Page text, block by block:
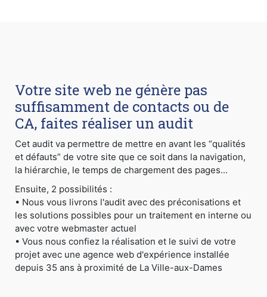
Votre site web ne génère pas
suffisamment de contacts ou de
CA, faites réaliser un audit
Cet audit va permettre de mettre en avant les “qualités
et défauts” de votre site que ce soit dans la navigation,
la hiérarchie, le temps de chargement des pages...
Ensuite, 2 possibilités :
• Nous vous livrons l'audit avec des préconisations et
les solutions possibles pour un traitement en interne ou
avec votre webmaster actuel
• Vous nous confiez la réalisation et le suivi de votre
projet avec une agence web d'expérience installée
depuis 35 ans à proximité de La Ville-aux-Dames